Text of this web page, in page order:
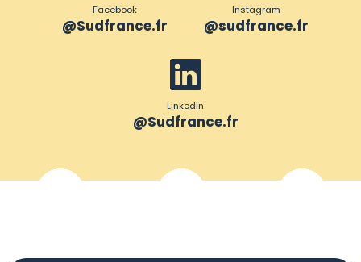
Facebook
@Sudfrance.fr
Instagram
@sudfrance.fr
LinkedIn
@Sudfrance.fr